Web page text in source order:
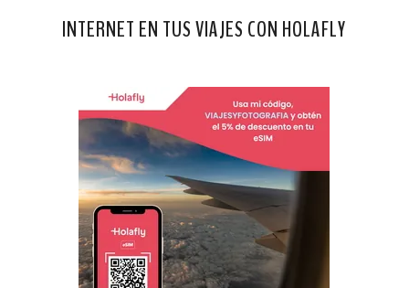
INTERNET EN TUS VIAJES CON HOLAFLY